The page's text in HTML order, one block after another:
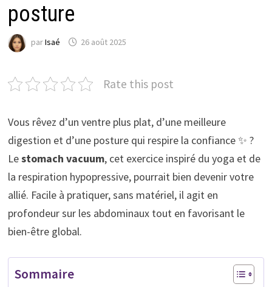
posture
parIsaé 26 août 2025
Rate this post
Vous rêvez d’un ventre plus plat, d’une meilleure
digestion et d’une posture qui respire la confiance ✨ ?
Lestomach vacuum, cet exercice inspiré du yoga et de
la respiration hypopressive, pourrait bien devenir votre
allié. Facile à pratiquer, sans matériel, il agit en
profondeur sur les abdominaux tout en favorisant le
bien-être global.
Sommaire